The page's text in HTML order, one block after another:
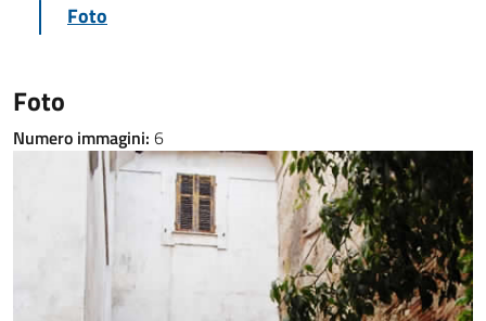
Foto
Foto
Numero immagini: 6